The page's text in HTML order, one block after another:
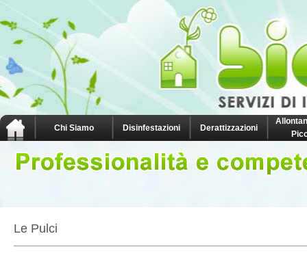
Chi Siamo Disinfestazioni Derattizzazioni
Le Pulci